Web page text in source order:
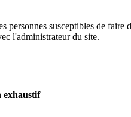
personnes susceptibles de
l'administrateur du site.
exhaustif